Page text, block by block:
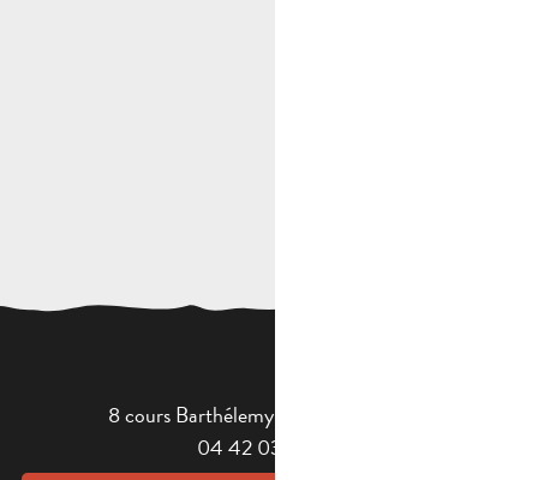
8 cours Barthélemy - 13400 Aubagne
04 42 03 49 98